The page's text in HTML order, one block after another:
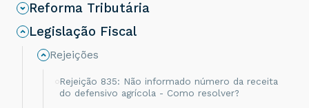
Reforma Tributária
Legislação Fiscal
Rejeições
Rejeição 835: Não informado número da receita
do defensivo agrícola - Como resolver?